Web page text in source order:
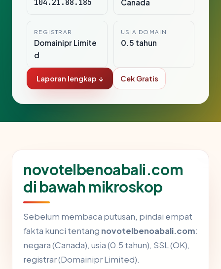
104.21.88.185 Canada
REGISTRAR
Domainipr Limite
d
USIA DOMAIN
0.5 tahun
Laporan lengkap ↓ Cek Gratis
novotelbenoabali.com
di bawah mikroskop
Sebelum membaca putusan, pindai empat
fakta kunci tentang novotelbenoabali.com:
negara (Canada), usia (0.5 tahun), SSL (OK),
registrar (Domainipr Limited).